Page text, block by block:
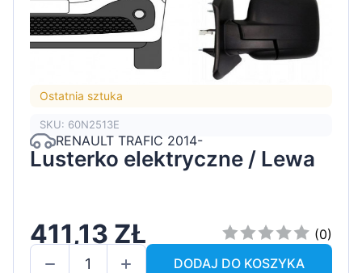
Ostatnia sztuka
SKU: 60N2513E
RENAULT TRAFIC 2014-
Lusterko elektryczne / Lewa
411,13 ZŁ
(0)
DODAJ DO KOSZYKA